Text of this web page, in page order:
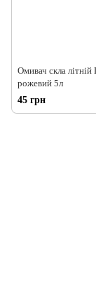
Омивач скла літній
рожевий 5л
45 грн